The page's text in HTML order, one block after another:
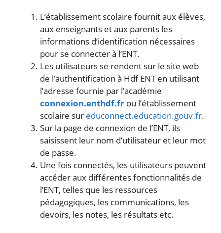
L’établissement scolaire fournit aux élèves,
aux enseignants et aux parents les
informations d’identification nécessaires
pour se connecter à l’ENT.
Les utilisateurs se rendent sur le site web
de l’authentification à Hdf ENT en utilisant
l’adresse fournie par l’académie
connexion.enthdf.fr ou l’établissement
scolaire sur educonnect.education.gouv.fr.
Sur la page de connexion de l’ENT, ils
saisissent leur nom d’utilisateur et leur mot
de passe.
Une fois connectés, les utilisateurs peuvent
accéder aux différentes fonctionnalités de
l’ENT, telles que les ressources
pédagogiques, les communications, les
devoirs, les notes, les résultats etc.